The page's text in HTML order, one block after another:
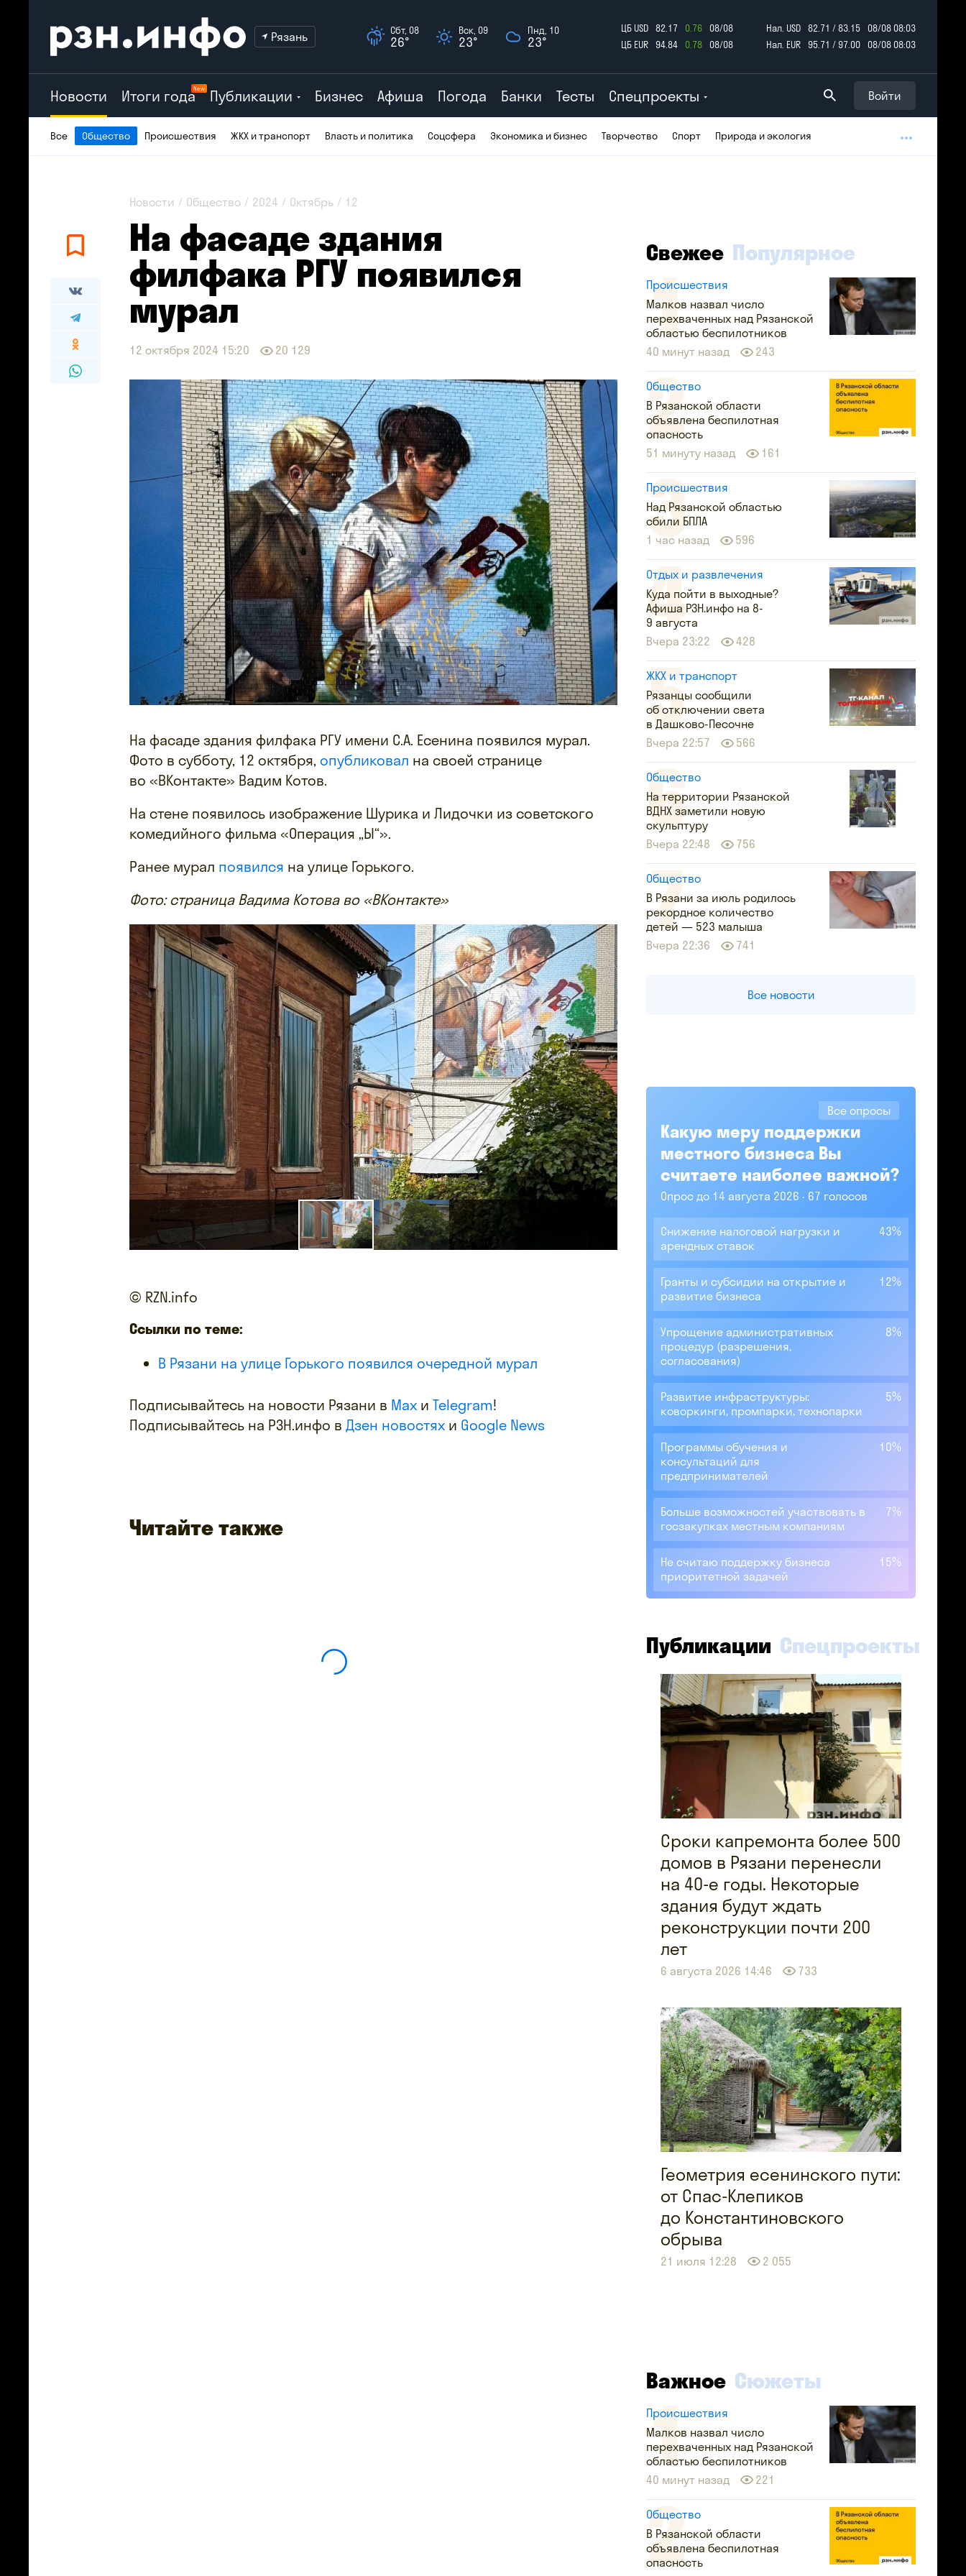
Рязань Сбт, 08
26°
Вск, 09
23°
Пнд, 10
23°
ЦБ USD 82.17 0.76
08/08
ЦБ EUR
94.84 0.78 08/08
Нал. USD 82.71 / 83.15
08/08 08:03
Нал. EUR
95.71 / 97.00 08/08 08:03
Новости Итоги годаNew Публикации Бизнес Афиша Погода Банки Тесты Спецпроекты Войти
Все Общество Происшествия ЖКХ и транспорт Власть и политика Соцсфера Экономика и бизнес Творчество Спорт Природа и экология
Новости Общество 2024 Октябрь 12
На фасаде здания
филфака РГУ появился
мурал
12 октября 2024 15:20 20 129
На фасаде здания филфака РГУ имени С.А. Есенина появился мурал.
Фото в субботу, 12 октября, опубликовал на своей странице
во «ВКонтакте» Вадим Котов.
На стене появилось изображение Шурика и Лидочки из советского
комедийного фильма «Операция „Ы“».
Ранее мурал появился на улице Горького.
Фото: страница Вадима Котова во «ВКонтакте»
© RZN.info
Ссылки по теме:
В Рязани на улице Горького появился очередной мурал
Подписывайтесь на новости Рязани в Max и Telegram!
Подписывайтесь на РЗН.инфо в Дзен новостях и Google News
Читайте также
Свежее Популярное
Происшествия
Малков назвал число
перехваченных над Рязанской
областью беспилотников
40 минут назад
243
Общество
В Рязанской области
объявлена беспилотная
опасность
51 минуту назад
161
Происшествия
Над Рязанской областью
сбили БПЛА
1 час назад
596
Отдых и развлечения
Куда пойти в выходные?
Афиша РЗН.инфо на 8-
9 августа
Вчера 23:22
428
ЖКХ и транспорт
Рязанцы сообщили
об отключении света
в Дашково-Песочне
Вчера 22:57
566
Общество
На территории Рязанской
ВДНХ заметили новую
скульптуру
Вчера 22:48
756
Общество
В Рязани за июль родилось
рекордное количество
детей — 523 малыша
Вчера 22:36
741
Все новости
Все опросы
Какую меру поддержки
местного бизнеса Вы
считаете наиболее важной?
Опрос до 14 августа 2026 67 голосов
Снижение налоговой нагрузки и
арендных ставок
43%
Гранты и субсидии на открытие и
развитие бизнеса
12%
Упрощение административных
процедур (разрешения,
согласования)
8%
Развитие инфраструктуры:
коворкинги, промпарки, технопарки
5%
Программы обучения и
консультаций для
предпринимателей
10%
Больше возможностей участвовать в
госзакупках местным компаниям
7%
Не считаю поддержку бизнеса
приоритетной задачей
15%
Публикации Спецпроекты
Сроки капремонта более 500
домов в Рязани перенесли
на 40-е годы. Некоторые
здания будут ждать
реконструкции почти 200
лет
6 августа 2026 14:46 733
Геометрия есенинского пути:
от Спас-Клепиков
до Константиновского
обрыва
21 июля 12:28 2 055
Важное Сюжеты
Происшествия
Малков назвал число
перехваченных над Рязанской
областью беспилотников
40 минут назад
221
Общество
В Рязанской области
объявлена беспилотная
опасность